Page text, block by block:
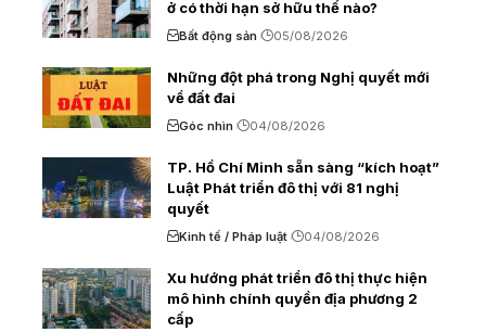
ở có thời hạn sở hữu thế nào?
Bất động sản 05/08/2026
Những đột phá trong Nghị quyết mới
về đất đai
Góc nhìn 04/08/2026
TP. Hồ Chí Minh sẵn sàng “kích hoạt”
Luật Phát triển đô thị với 81 nghị
quyết
Kinh tế / Pháp luật 04/08/2026
Xu hướng phát triển đô thị thực hiện
mô hình chính quyền địa phương 2
cấp